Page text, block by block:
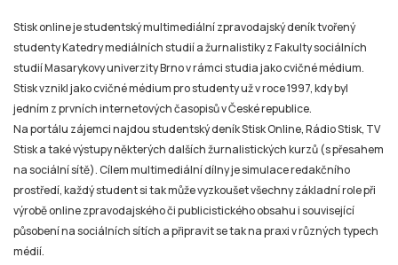
Stisk online je studentský multimediální zpravodajský deník tvořený
studenty Katedry mediálních studií a žurnalistiky z Fakulty sociálních
studií Masarykovy univerzity Brno v rámci studia jako cvičné médium.
Stisk vznikl jako cvičné médium pro studenty už v roce 1997, kdy byl
jedním z prvních internetových časopisů v České republice.
Na portálu zájemci najdou studentský deník Stisk Online, Rádio Stisk, TV
Stisk a také výstupy některých dalších žurnalistických kurzů (s přesahem
na sociální sítě). Cílem multimediální dílny je simulace redakčního
prostředí, každý student si tak může vyzkoušet všechny základní role při
výrobě online zpravodajského či publicistického obsahu i související
působení na sociálních sítích a připravit se tak na praxi v různých typech
médií.